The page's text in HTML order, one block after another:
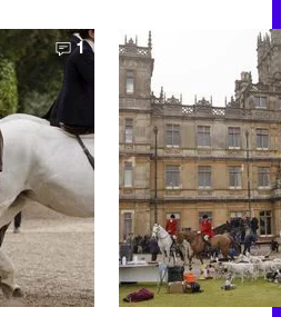
1